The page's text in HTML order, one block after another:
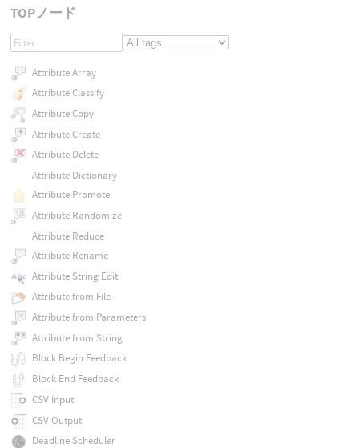
TOPノード
Attribute Array
Attribute Classify
Attribute Copy
Attribute Create
Attribute Delete
Attribute Dictionary
Attribute Promote
Attribute Randomize
Attribute Reduce
Attribute Rename
Attribute String Edit
Attribute from File
Attribute from Parameters
Attribute from String
Block Begin Feedback
Block End Feedback
CSV Input
CSV Output
Deadline Scheduler